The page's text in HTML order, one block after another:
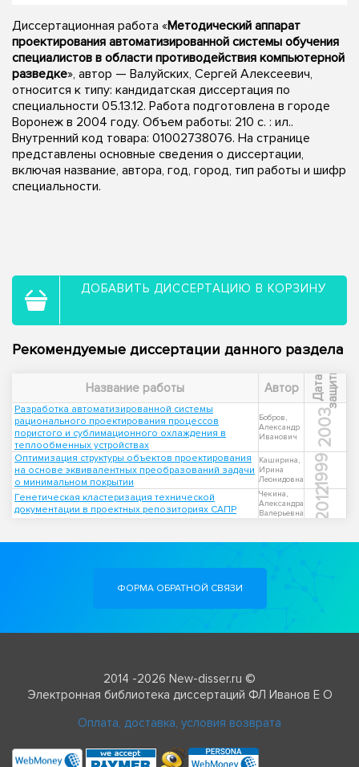
Диссертационная работа «Методический аппарат
проектирования автоматизированной системы обучения
специалистов в области противодействия компьютерной
разведке», автор — Валуйских, Сергей Алексеевич,
относится к типу: кандидатская диссертация по
специальности 05.13.12. Работа подготовлена в городе
Воронеж в 2004 году. Объем работы: 210 с. : ил..
Внутренний код товара: 01002738076. На странице
представлены основные сведения о диссертации,
включая название, автора, год, город, тип работы и шифр
специальности.
ДОБАВИТЬ ДИССЕРТАЦИЮ В КОРЗИНУ
Рекомендуемые диссертации данного раздела
Название работы Автор Д
а
т
а
з
а
щ
и
т ы
Разработка автоматизированной системы
рационального проектирования процессов
пористого и сублимационного охлаждения в
теплообменных устройствах
Бобров,
Александр
Иванович
2003
Оптимизация структуры объектов проектирования
на основе эквивалентных преобразований задачи
о минимальном покрытии
Каширина,
Ирина
Леонидовна
1999
Генетическая кластеризация технической
документации в проектных репозиториях САПР
Чекина,
Александра
Валерьевна
2012
ФОРМА ОБРАТНОЙ СВЯЗИ
2014 -2026 New-disser.ru ©
Электронная библиотека диссертаций ФЛ Иванов Е О
Оплата, доставка, условия возврата